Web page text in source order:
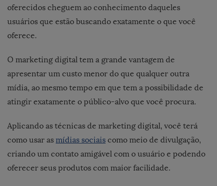
oferecidos cheguem ao conhecimento daqueles
usuários que estão buscando exatamente o que você
oferece.
O marketing digital tem a grande vantagem de
apresentar um custo menor do que qualquer outra
mídia, ao mesmo tempo em que tem a possibilidade de
atingir exatamente o público-alvo que você procura.
Aplicando as técnicas de marketing digital, você terá
como usar as mídias sociais como meio de divulgação,
criando um contato amigável com o usuário e podendo
oferecer seus produtos com maior facilidade.